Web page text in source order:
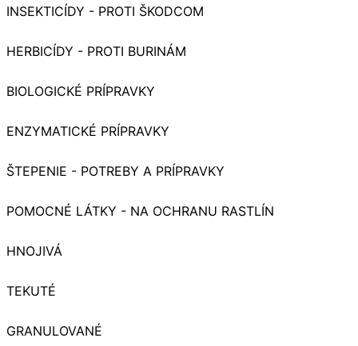
INSEKTICÍDY - PROTI ŠKODCOM
HERBICÍDY - PROTI BURINÁM
BIOLOGICKÉ PRÍPRAVKY
ENZYMATICKÉ PRÍPRAVKY
ŠTEPENIE - POTREBY A PRÍPRAVKY
POMOCNÉ LÁTKY - NA OCHRANU RASTLÍN
HNOJIVÁ
TEKUTÉ
GRANULOVANÉ